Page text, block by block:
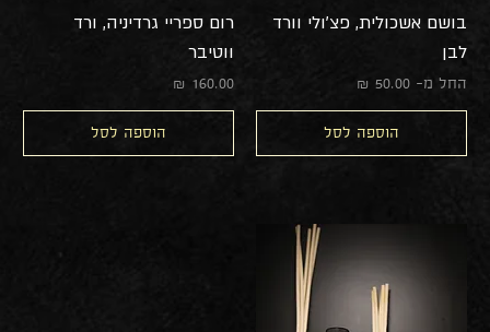
בושם אשכולית, פצ'ולי וורד
לבן
החל מ-
מחיר מבצע
הוספה לסל
רום ספריי גרדיניה, ורד
ווטיבר
מחיר
הוספה לסל